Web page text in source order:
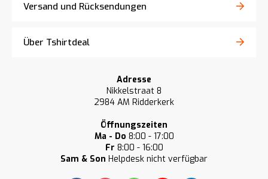
Versand und Rücksendungen
Über Tshirtdeal
Adresse
Nikkelstraat 8
2984 AM Ridderkerk
Öffnungszeiten
Ma - Do 8:00 - 17:00
Fr 8:00 - 16:00
Sam & Son Helpdesk nicht verfügbar